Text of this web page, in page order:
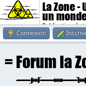
La Zone -
un
Publication de
Connexion